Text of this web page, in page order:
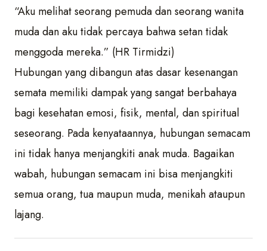
“Aku melihat seorang pemuda dan seorang wanita
muda dan aku tidak percaya bahwa setan tidak
menggoda mereka.” (HR Tirmidzi)
Hubungan yang dibangun atas dasar kesenangan
semata memiliki dampak yang sangat berbahaya
bagi kesehatan emosi, fisik, mental, dan spiritual
seseorang. Pada kenyataannya, hubungan semacam
ini tidak hanya menjangkiti anak muda. Bagaikan
wabah, hubungan semacam ini bisa menjangkiti
semua orang, tua maupun muda, menikah ataupun
lajang.